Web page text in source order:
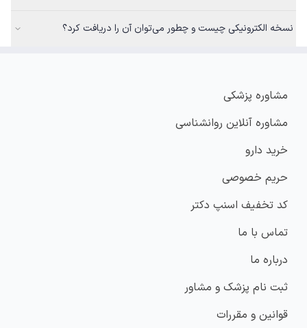
نسخه الکترونیکی چیست و چطور می‌توان آن را دریافت کرد؟
مشاوره پزشکی
مشاوره آنلاین روانشناسی
خرید دارو
حریم خصوصی
کد تخفیف اسنپ دکتر
تماس با ما
درباره ما
ثبت نام پزشک و مشاور
قوانین و مقررات